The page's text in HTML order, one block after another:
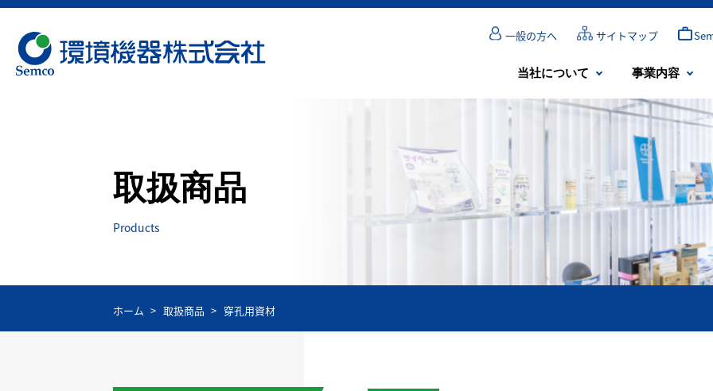
一般の方へ サイトマップ
当社について 事業内容
取扱商品
Products
ホーム 取扱商品 穿孔用資材